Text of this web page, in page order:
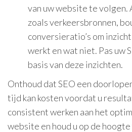
van uw website te volgen.
zoals verkeersbronnen,
conversieratio’s om
werkt en wat niet. Pas uw
basis van deze inzichten.
Onthoud dat SEO een
tijd kan kosten voordat u
consistent werken aan het
website en houd u op de